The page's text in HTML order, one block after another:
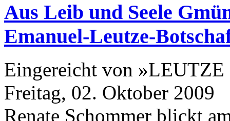
Aus Leib und Seele
Emanuel-​Leutze-​
Eingereicht von »LEUTZE
Freitag, 02. Oktober 2009
Renate Schommer blickt